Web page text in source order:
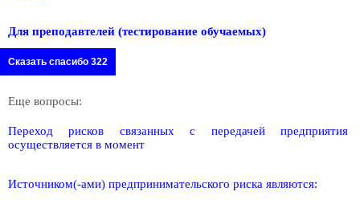
Для преподавтелей (тестирование обучаемых)
Сказать спасибо 322
Еще вопросы:
Переход рисков связанных с передачей предприятия
осуществляется в момент
Источником(-ами) предпринимательского риска являются: